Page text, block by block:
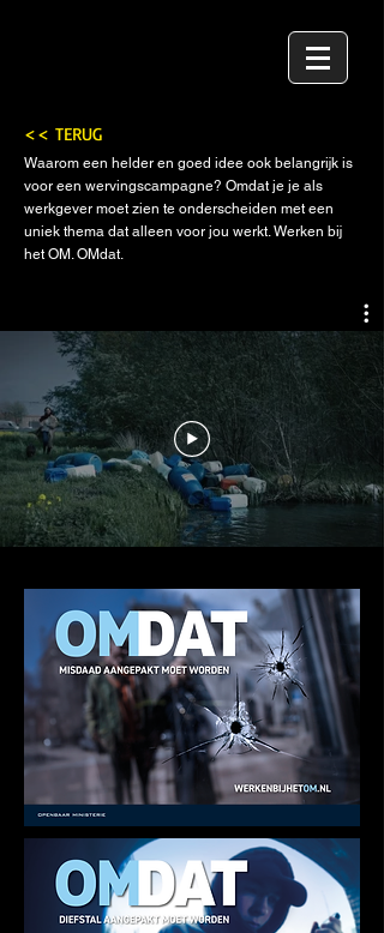
<< TERUG
Waarom een helder en goed idee ook belangrijk is
voor een wervingscampagne? Omdat je je als
werkgever moet zien te onderscheiden met een
uniek thema dat alleen voor jou werkt. Werken bij
het OM. OMdat.